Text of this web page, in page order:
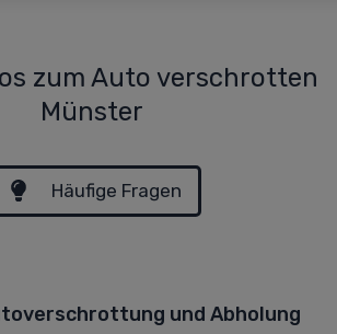
zum Auto verschrotten
Münster
Häufige Fragen
und Abholung